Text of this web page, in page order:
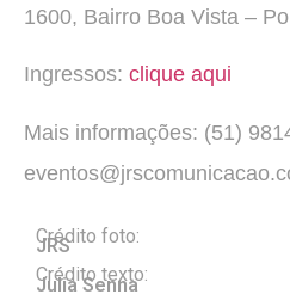
1600, Bairro Boa Vista –
Ingressos: clique aqui
Mais informações: (51)
Crédito foto:
JRS
Crédito texto:
Julia Senna